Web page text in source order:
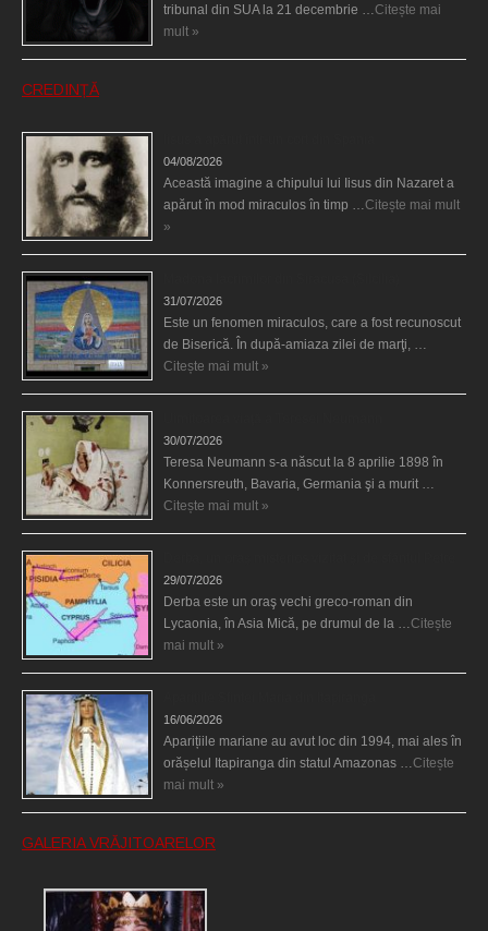
tribunal din SUA la 21 decembrie …Citește mai
mult »
CREDINȚĂ
04/08/2026
Această imagine a chipului lui Iisus din Nazaret a
apărut în mod miraculos în timp …Citește mai mult
»
31/07/2026
Este un fenomen miraculos, care a fost recunoscut
de Biserică. În după-amiaza zilei de marţi, …
Citește mai mult »
30/07/2026
Teresa Neumann s-a născut la 8 aprilie 1898 în
Konnersreuth, Bavaria, Germania şi a murit …
Citește mai mult »
29/07/2026
Derba este un oraş vechi greco-roman din
Lycaonia, în Asia Mică, pe drumul de la …Citește
mai mult »
16/06/2026
Aparițiile mariane au avut loc din 1994, mai ales în
orășelul Itapiranga din statul Amazonas …Citește
mai mult »
GALERIA VRĂJITOARELOR